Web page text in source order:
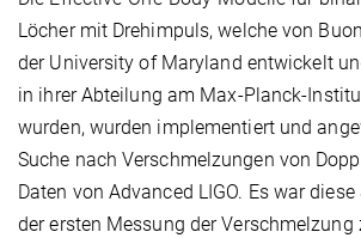
Löcher mit Drehimpuls, welche von
der University of Maryland entwickelt
in ihrer Abteilung am Max-Planck-
wurden, wurden implementiert und
Suche nach Verschmelzungen von
Daten von Advanced LIGO. Es war
der ersten Messung der Verschmelzung